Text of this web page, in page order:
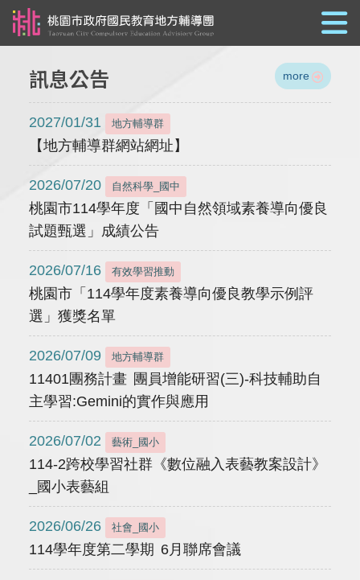
訊息公告 more
2027/01/31 地方輔導群
【地方輔導群網站網址】
2026/07/20 自然科學_國中
桃園市114學年度「國中自然領域素養導向優良
試題甄選」成績公告
2026/07/16 有效學習推動
桃園市「114學年度素養導向優良教學示例評
選」獲獎名單
2026/07/09 地方輔導群
11401團務計畫 團員增能研習(三)-科技輔助自
主學習:Gemini的實作與應用
2026/07/02 藝術_國小
114-2跨校學習社群《數位融入表藝教案設計》
_國小表藝組
2026/06/26 社會_國小
114學年度第二學期 6月聯席會議